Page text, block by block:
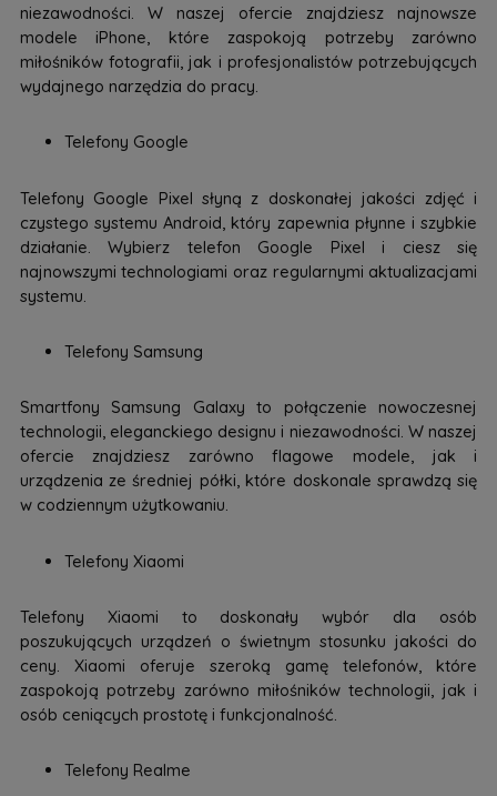
niezawodności. W naszej ofercie znajdziesz najnowsze
modele iPhone, które zaspokoją potrzeby zarówno
miłośników fotografii, jak i profesjonalistów potrzebujących
wydajnego narzędzia do pracy.
Telefony Google
Telefony Google Pixel słyną z doskonałej jakości zdjęć i
czystego systemu Android, który zapewnia płynne i szybkie
działanie. Wybierz telefon Google Pixel i ciesz się
najnowszymi technologiami oraz regularnymi aktualizacjami
systemu.
Telefony Samsung
Smartfony Samsung Galaxy to połączenie nowoczesnej
technologii, eleganckiego designu i niezawodności. W naszej
ofercie znajdziesz zarówno flagowe modele, jak i
urządzenia ze średniej półki, które doskonale sprawdzą się
w codziennym użytkowaniu.
Telefony Xiaomi
Telefony Xiaomi to doskonały wybór dla osób
poszukujących urządzeń o świetnym stosunku jakości do
ceny. Xiaomi oferuje szeroką gamę telefonów, które
zaspokoją potrzeby zarówno miłośników technologii, jak i
osób ceniących prostotę i funkcjonalność.
Telefony Realme